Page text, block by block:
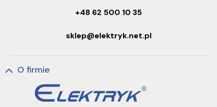
+48 62 500 10 35
sklep@elektryk.net.pl
O firmie